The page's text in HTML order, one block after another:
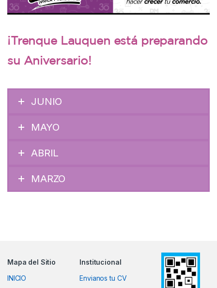
¡Trenque Lauquen está preparando
su Aniversario!
JUNIO
MAYO
ABRIL
MARZO
Mapa del Sitio
INICIO
Institucional
Envianos tu CV